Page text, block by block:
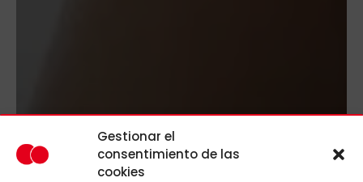
Gestionar el
consentimiento de las
cookies